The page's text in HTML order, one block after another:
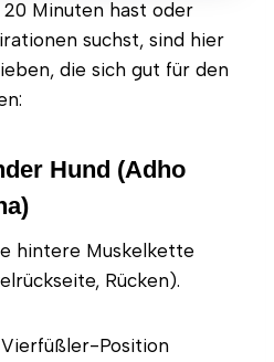
20 Minuten hast oder
suchst, sind hier
die sich gut für den
Hund (Adho
hintere Muskelkette
Rücken).
Position